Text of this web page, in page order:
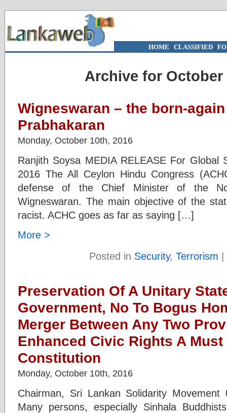
HOME | CLASSIFIED|
Archive for October
Wigneswaran – the born-
Prabhakaran
Monday, October 10th, 2016
Ranjith Soysa MEDIA RELEASE For Global
2016 The All Ceylon Hindu Congress
defense of the Chief Minister of the
Wigneswaran. The main objective of the
racist. ACHC goes as far as saying […]
More >
Posted in Security, Terrorism |
Preservation Of A Unitary
Government, No To Bogus
Merger Between Any Two
Enhanced Civic Rights A Must
Constitution
Monday, October 10th, 2016
Chairman, Sri Lankan Solidarity
Many persons, especially Sinhala